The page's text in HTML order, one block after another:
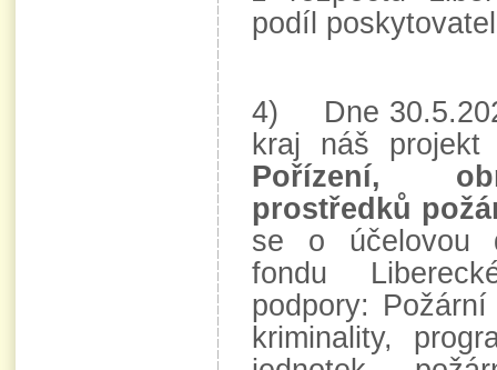
podíl
4) Dne
kraj náš
Pořízení,
prostředků
se o účelovou
fondu
podpory:
kriminality,